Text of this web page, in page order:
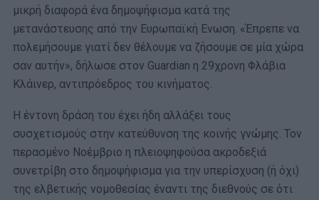
μικρή διαφορά ένα δημοψήφισμα κατά της
μετανάστευσης από την Ευρωπαϊκή Ενωση. «Έπρεπε να
πολεμήσουμε γιατί δεν θέλουμε να ζήσουμε σε μία χώρα
σαν αυτήν», δήλωσε στον Guardian η 29χρονη Φλάβια
Κλάινερ, αντιπρόεδρος του κινήματος.
Η έντονη δράση του έχει ήδη αλλάξει τους
συσχετισμούς στην κατεύθυνση της κοινής γνώμης. Τον
περασμένο Νοέμβριο η πλειοψηφούσα ακροδεξιά
συνετρίβη στο δημοψήφισμα για την υπερίσχυση (ή όχι)
της ελβετικής νομοθεσίας έναντι της διεθνούς σε ότι